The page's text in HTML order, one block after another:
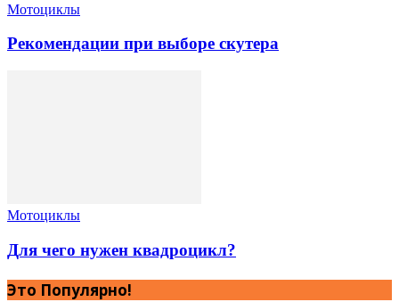
Мотоциклы
Рекомендации при выборе скутера
Мотоциклы
Для чего нужен квадроцикл?
Это Популярно!